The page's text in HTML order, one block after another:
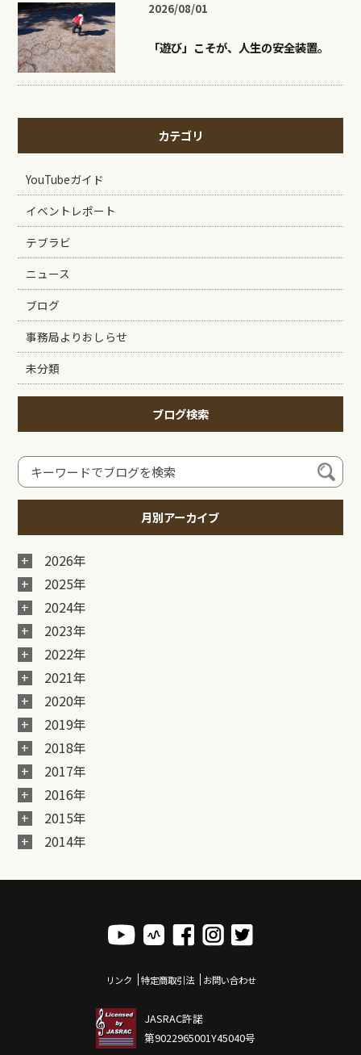
2026/08/01
「遊び」こそが、人生の安全装置。
カテゴリ
YouTubeガイド
イベントレポート
テブラビ
ニュース
ブログ
事務局よりおしらせ
未分類
ブログ検索
月別アーカイブ
2026年
2025年
2024年
2023年
2022年
2021年
2020年
2019年
2018年
2017年
2016年
2015年
2014年
リンク 特定商取引法 お問い合わせ
JASRAC許諾
第9022965001Y45040号